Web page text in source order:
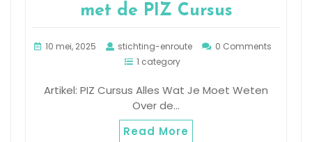
met de PIZ Cursus
10 mei, 2025 stichting-enroute
0 Comments
1 category
Artikel: PIZ Cursus Alles Wat Je Moet Weten
Over de…
Read More